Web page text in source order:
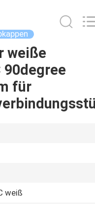
weiße
für
weiß